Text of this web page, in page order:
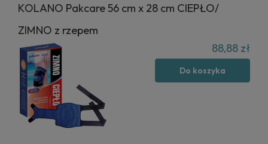
KOLANO Pakcare 56 cm x 28 cm CIEPŁO/
ZIMNO z rzepem
88,88 zł
Do koszyka